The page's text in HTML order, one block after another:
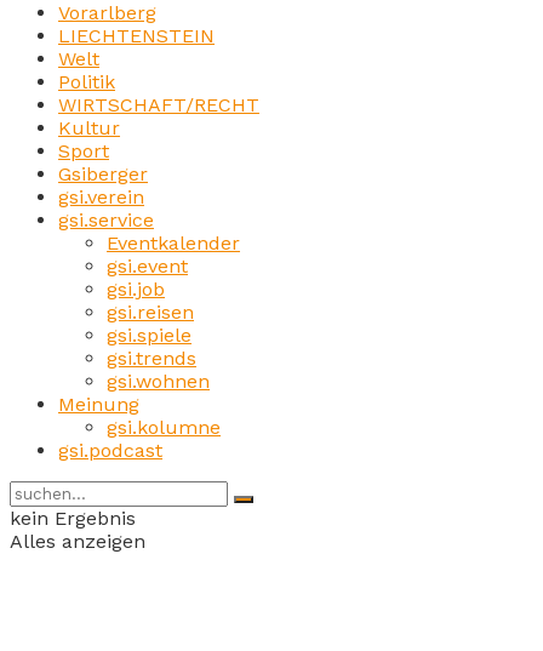
Vorarlberg
LIECHTENSTEIN
Welt
Politik
WIRTSCHAFT/RECHT
Kultur
Sport
Gsiberger
gsi.verein
gsi.service
Eventkalender
gsi.event
gsi.job
gsi.reisen
gsi.spiele
gsi.trends
gsi.wohnen
Meinung
gsi.kolumne
gsi.podcast
kein Ergebnis
Alles anzeigen